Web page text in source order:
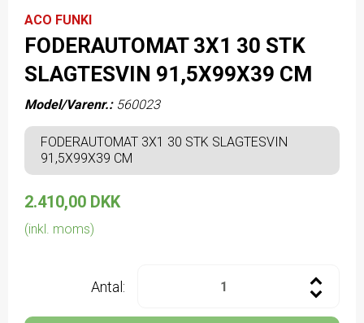
ACO FUNKI
FODERAUTOMAT 3X1 30 STK
SLAGTESVIN 91,5X99X39 CM
Model/Varenr.: 560023
FODERAUTOMAT 3X1 30 STK SLAGTESVIN
91,5X99X39 CM
2.410,00 DKK
(inkl. moms)
Antal: